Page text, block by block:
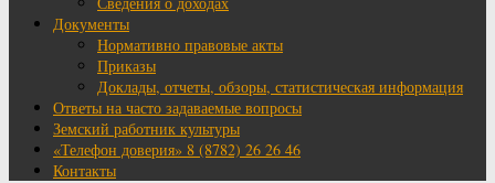
Документы
Нормативно правовые акты
Приказы
Доклады, отчеты, обзоры, статистическая информация
Ответы на часто задаваемые вопросы
Земский работник культуры
«Телефон доверия» 8 (8782) 26 26 46
Контакты